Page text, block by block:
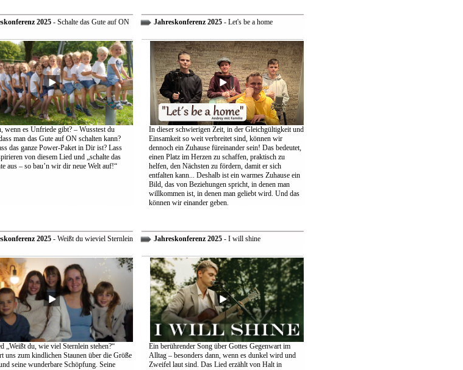
2025- Schalte das Gute auf ON
wenn es Unfriede gibt? – Wusstest du
man das Gute auf ON schalten kann?
das ganze Power-Paket in Dir ist? Lass
von diesem Lied und „schalte das
aus – so bau’n wir dir neue Welt auf!“
Jahreskonferenz 2025- Let's be a home
In dieser schwierigen Zeit, in der Gleichgültigkeit und
Einsamkeit so weit verbreitet sind, können wir
dennoch ein Zuhause füreinander sein! Das bedeutet,
einen Platz im Herzen zu schaffen, praktisch zu
helfen, den Nächsten zu fördern, damit er sich
entfalten kann... Deshalb ist ein warmes Zuhause ein
Bild, das von Beziehungen spricht, in denen man
willkommen ist, in denen man geliebt wird. Und das
können wir einander geben.
2025- Weißt du wieviel Sternlein
„Weißt du, wie viel Sternlein stehen?“
uns zum kindlichen Staunen über die Größe
seine wunderbare Schöpfung. Seine
Jahreskonferenz 2025- I will shine
Ein berührender Song über Gottes Gegenwart im
Alltag – besonders dann, wenn es dunkel wird und
Zweifel laut sind. Das Lied erzählt von Halt in